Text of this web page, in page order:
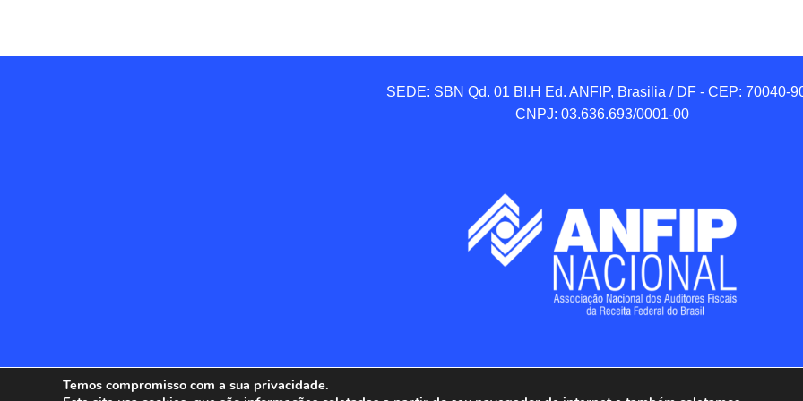
SEDE: SBN Qd. 01 BI.H Ed. ANFIP, Brasilia / DF - CEP: 70040-
CNPJ: 03.636.693/0001-00
Temos compromisso com a sua privacidade.